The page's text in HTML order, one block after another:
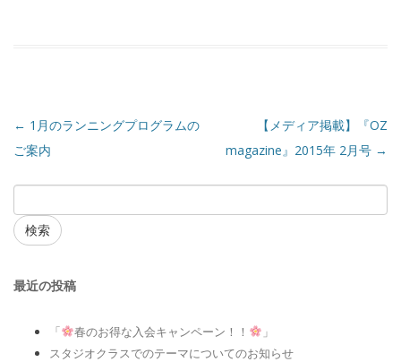
← 1月のランニングプログラムの
ご案内
【メディア掲載】『OZ
magazine』2015年 2月号 →
検索
最近の投稿
「 春のお得な入会キャンペーン！！
」
スタジオクラスでのテーマについてのお知らせ